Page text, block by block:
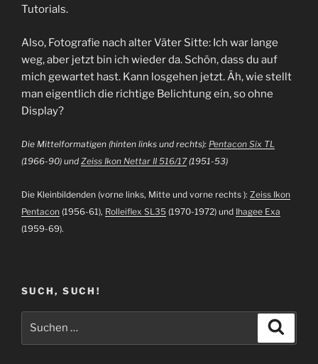
Tutorials.
Also, Fotografie nach alter Väter Sitte: Ich war lange
weg, aber jetzt bin ich wieder da. Schön, dass du auf
mich gewartet hast. Kann losgehen jetzt. Äh, wie stellt
man eigentlich die richtige Belichtung ein, so ohne
Display?
Die Mittelformatigen (hinten links und rechts): Pentacon Six TL
(1966-90) und Zeiss Ikon Nettar II 516/17(1951-53)
Die Kleinbildenden (vorne links, Mitte und vorne rechts ): Zeiss Ikon
Pentacon (1956-61), Rolleiflex SL35 (1970-1972) und Ihagee Exa
(1959-69).
SUCH, SUCH!